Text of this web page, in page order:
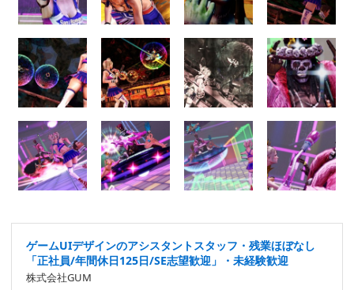
ゲームUIデザインのアシスタントスタッフ・残業ほぼなし
「正社員/年間休日125日/SE志望歓迎」・未経験歓迎
株式会社GUM